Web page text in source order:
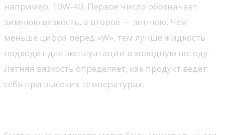
например, 10W-40. Первое число обозначает
зимнюю вязкость, а второе — летнюю. Чем
меньше цифра перед «W», тем лучше жидкость
подходит для эксплуатации в холодную погоду.
Летняя вязкость определяет, как продукт ведет
себя при высоких температурах.